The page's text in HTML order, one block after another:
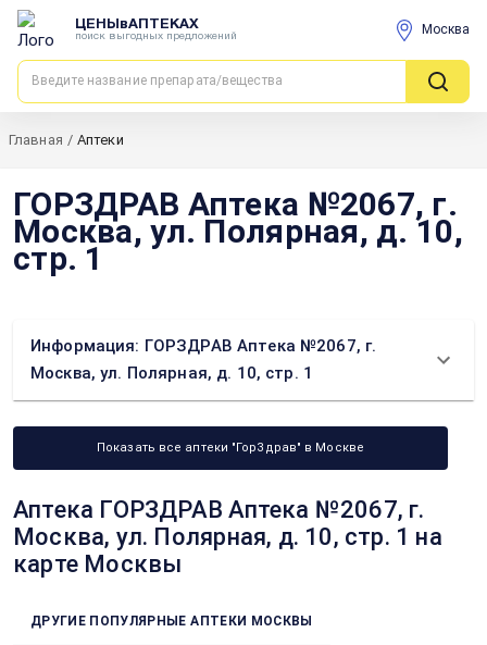
ЦЕНЫвАПТЕКАХ
поиск выгодных предложений Москва
Главная / Аптеки
ГОРЗДРАВ Аптека №2067, г.
Москва, ул. Полярная, д. 10,
стр. 1
Информация: ГОРЗДРАВ Аптека №2067, г.
Москва, ул. Полярная, д. 10, стр. 1
Показать все аптеки "ГорЗдрав" в Москве
Аптека ГОРЗДРАВ Аптека №2067, г.
Москва, ул. Полярная, д. 10, стр. 1 на
карте Москвы
ДРУГИЕ ПОПУЛЯРНЫЕ АПТЕКИ МОСКВЫ